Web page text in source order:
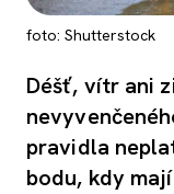
foto: Shutterstock
Déšť, vítr ani
pravidla
bodu, kdy